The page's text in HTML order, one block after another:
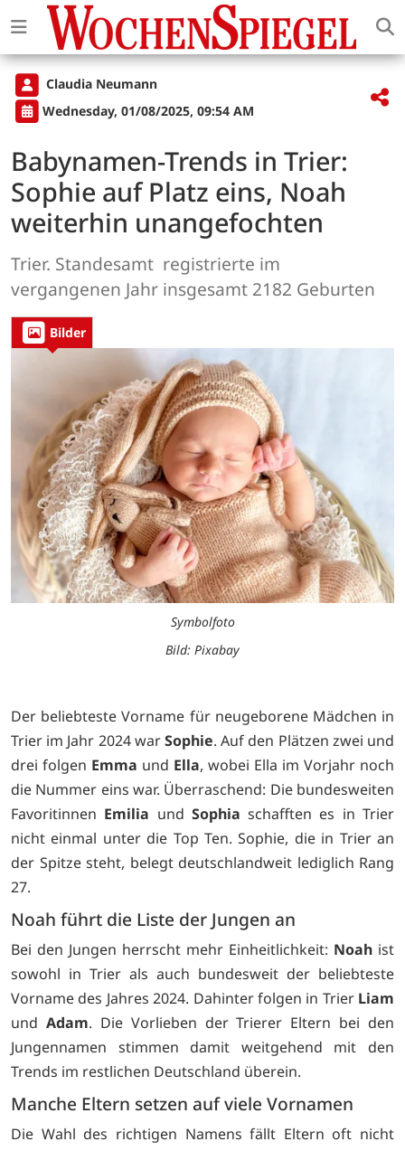
Claudia Neumann
Wednesday, 01/08/2025, 09:54 AM
Babynamen-Trends in Trier:
Sophie auf Platz eins, Noah
weiterhin unangefochten
Trier. Standesamt registrierte im
vergangenen Jahr insgesamt 2182 Geburten
Bilder
Symbolfoto
Bild: Pixabay
Der beliebteste Vorname für neugeborene Mädchen in
Trier im Jahr 2024 warSophie. Auf den Plätzen zwei und
drei folgen Emma und Ella, wobei Ella im Vorjahr noch
die Nummer eins war. Überraschend: Die bundesweiten
Favoritinnen Emilia und Sophia schafften es in Trier
nicht einmal unter die Top Ten. Sophie, die in Trier an
der Spitze steht, belegt deutschlandweit lediglich Rang
27.
Noah führt die Liste der Jungen an
Bei den Jungen herrscht mehr Einheitlichkeit: Noah ist
sowohl in Trier als auch bundesweit der beliebteste
Vorname des Jahres 2024. Dahinter folgen in Trier Liam
und Adam. Die Vorlieben der Trierer Eltern bei den
Jungennamen stimmen damit weitgehend mit den
Trends im restlichen Deutschland überein.
Manche Eltern setzen auf viele Vornamen
Die Wahl des richtigen Namens fällt Eltern oft nicht